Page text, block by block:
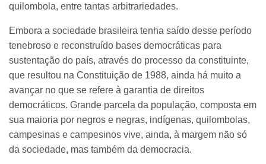
quilombola, entre tantas arbitrariedades.
Embora a sociedade brasileira tenha saído desse período
tenebroso e reconstruído bases democráticas para
sustentação do país, através do processo da constituinte,
que resultou na Constituição de 1988, ainda há muito a
avançar no que se refere à garantia de direitos
democráticos. Grande parcela da população, composta em
sua maioria por negros e negras, indígenas, quilombolas,
campesinas e campesinos vive, ainda, à margem não só
da sociedade, mas também da democracia.